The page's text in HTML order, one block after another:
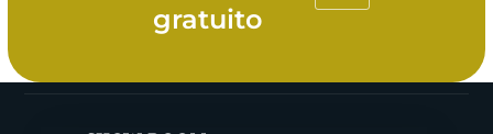
gratuito